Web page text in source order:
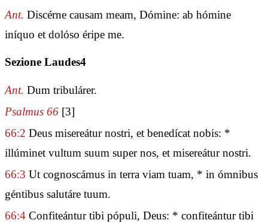
Ant. Discérne causam meam, Dómine: ab hómine
iníquo et dolóso éripe me.
Sezione Laudes4
Ant. Dum tribulárer.
Psalmus 66 [3]
66:2 Deus misereátur nostri, et benedícat nobis: *
illúminet vultum suum super nos, et misereátur nostri.
66:3 Ut cognoscámus in terra viam tuam, * in ómnibus
géntibus salutáre tuum.
66:4 Confiteántur tibi pópuli, Deus: * confiteántur tibi